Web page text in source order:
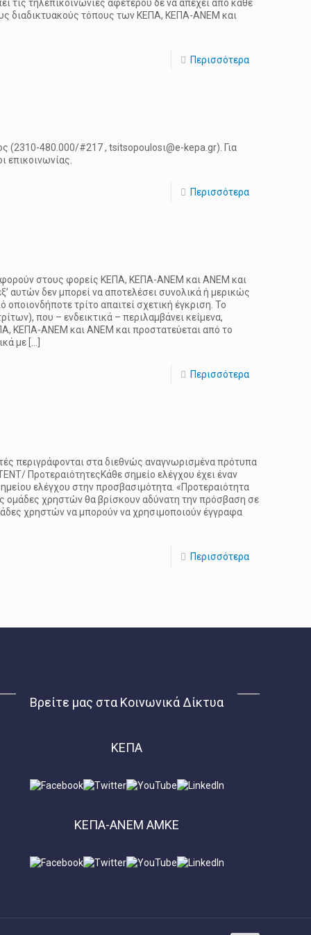
τις τηλεπικοινωνίες αφετέρου δε να απέχει από κάθε
διαδικτυακούς τόπους των ΚΕΠΑ, ΚΕΠΑ-ΑΝΕΜ και
Περισσότερα
(2310-480.000/#217 , tsitsopoulosι@e-kepa.gr). Για
επικοινωνίας.
Περισσότερα
στους φορείς ΚΕΠΑ, ΚΕΠΑ-ΑΝΕΜ και ΑΝΕΜ και
αυτών δεν μπορεί να αποτελέσει συνολικά ή μερικώς
τρίτο απαιτεί σχετική έγκριση. Το
που – ενδεικτικά – περιλαμβάνει κείμενα,
ΚΕΠΑ-ΑΝΕΜ και ΑΝΕΜ και προστατεύεται από το
με
Περισσότερα
περιγράφονται στα διεθνώς αναγνωρισμένα πρότυπα
ΠροτεραιότητεςΚάθε σημείο ελέγχου έχει έναν
ελέγχου στην προσβασιμότητα. «Προτεραιότητα
ομάδες χρηστών θα βρίσκουν αδύνατη την πρόσβαση σε
χρηστών να μπορούν να χρησιμοποιούν έγγραφα
Περισσότερα
Βρείτε μας στα Κοινωνικά Δίκτυα
ΚΕΠΑ
ΚΕΠΑ-ΑΝΕΜ ΑΜΚΕ